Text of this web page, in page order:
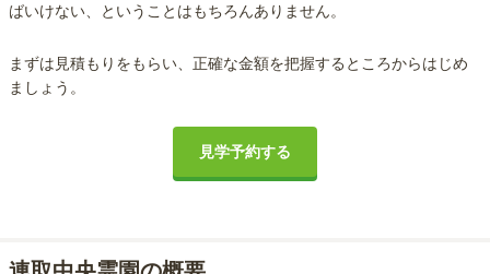
ばいけない、ということはもちろんありません。
まずは見積もりをもらい、正確な金額を把握するところからはじめ
ましょう。
見学予約する